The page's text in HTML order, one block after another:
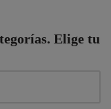
Elige tu